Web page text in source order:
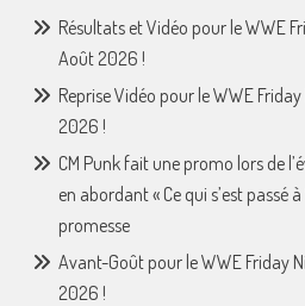
Résultats et Vidéo pour le WWE
Août 2026 !
Reprise Vidéo pour le WWE
2026 !
CM Punk fait une promo lors de
en abordant « Ce qui s’est passé
promesse
Avant-Goût pour le WWE Friday
2026 !